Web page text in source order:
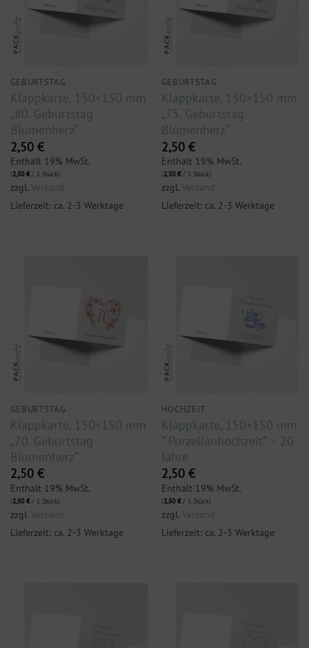
GEBURTSTAG
Klappkarte, 150×150 mm
„80. Geburtstag
Blumenherz“
2,50 €
Enthält 19% MwSt.
(2,50€/ 1 Stück)
zzgl. Versand
Lieferzeit: ca. 2-3 Werktage
GEBURTSTAG
Klappkarte, 150×150 mm
„75. Geburtstag
Blumenherz“
2,50 €
Enthält 19% MwSt.
(2,50€/ 1 Stück)
zzgl. Versand
Lieferzeit: ca. 2-3 Werktage
GEBURTSTAG
Klappkarte, 150×150 mm
„70. Geburtstag
Blumenherz“
2,50 €
Enthält 19% MwSt.
(2,50€/ 1 Stück)
zzgl. Versand
Lieferzeit: ca. 2-3 Werktage
HOCHZEIT
Klappkarte, 150×150 mm
“ Porzellanhochzeit“ – 20
Jahre
2,50 €
Enthält 19% MwSt.
(2,50€/ 1 Stück)
zzgl. Versand
Lieferzeit: ca. 2-3 Werktage